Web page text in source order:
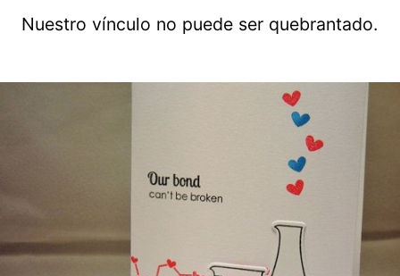
Nuestro vínculo no puede ser quebrantado.